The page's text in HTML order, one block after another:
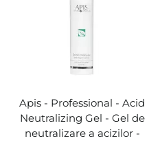
Apis - Professional - Acid
Neutralizing Gel - Gel de
neutralizare a acizilor -